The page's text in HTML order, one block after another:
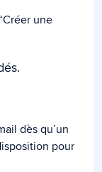
une
dès qu’un
pour